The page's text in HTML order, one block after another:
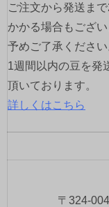
ご注文から発送ま
かかる場合もござ
予めご了承くださ
1週間以内の豆を発
頂いております。
詳しくはこちら
〒324-